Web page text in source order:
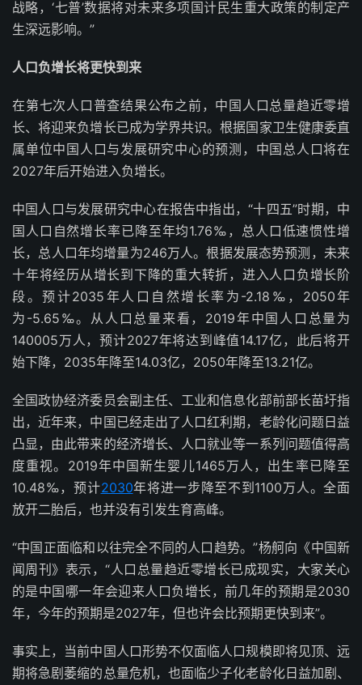
战略，‘七普’数据将对未来多项国计民生重大政策的制定产
生深远影响。”
人口负增长将更快到来
在第七次人口普查结果公布之前，中国人口总量趋近零增
长、将迎来负增长已成为学界共识。根据国家卫生健康委直
属单位中国人口与发展研究中心的预测，中国总人口将在
2027年后开始进入负增长。
中国人口与发展研究中心在报告中指出，“十四五”时期，中
国人口自然增长率已降至年均1.76‰，总人口低速惯性增
长，总人口年均增量为246万人。根据发展态势预测，未来
十年将经历从增长到下降的重大转折，进入人口负增长阶
段。预计2035年人口自然增长率为-2.18‰，2050年
为-5.65‰。从人口总量来看，2019年中国人口总量为
140005万人，预计2027年将达到峰值14.17亿，此后将开
始下降，2035年降至14.03亿，2050年降至13.21亿。
全国政协经济委员会副主任、工业和信息化部前部长苗圩指
出，近年来，中国已经走出了人口红利期，老龄化问题日益
凸显，由此带来的经济增长、人口就业等一系列问题值得高
度重视。2019年中国新生婴儿1465万人，出生率已降至
10.48‰，预计2030年将进一步降至不到1100万人。全面
放开二胎后，也并没有引发生育高峰。
“中国正面临和以往完全不同的人口趋势。”杨舸向《中国新
闻周刊》表示，“人口总量趋近零增长已成现实，大家关心
的是中国哪一年会迎来人口负增长，前几年的预期是2030
年，今年的预期是2027年，但也许会比预期更快到来”。
事实上，当前中国人口形势不仅面临人口规模即将见顶、远
期将急剧萎缩的总量危机，也面临少子化老龄化日益加剧、